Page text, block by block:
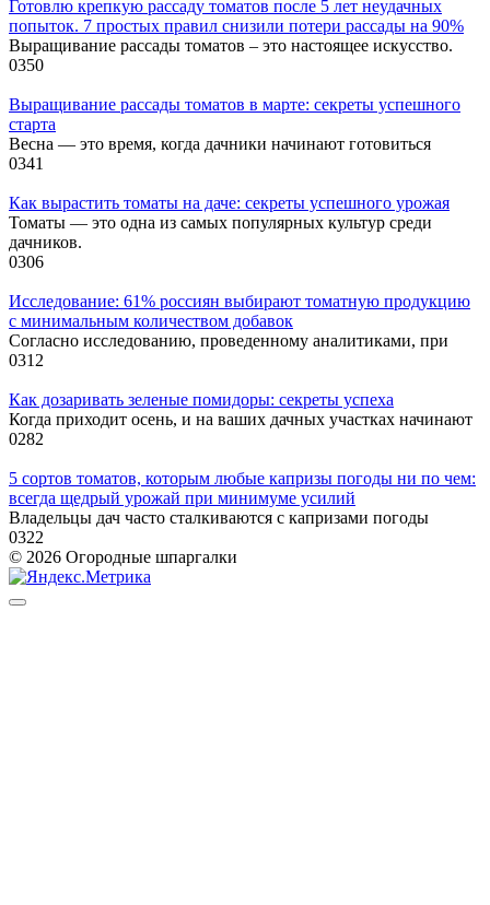
Готовлю крепкую рассаду томатов после 5 лет неудачных
попыток. 7 простых правил снизили потери рассады на 90%
Выращивание рассады томатов – это настоящее искусство.
0350
Выращивание рассады томатов в марте: секреты успешного
старта
Весна — это время, когда дачники начинают готовиться
0341
Как вырастить томаты на даче: секреты успешного урожая
Томаты — это одна из самых популярных культур среди
дачников.
0306
Исследование: 61% россиян выбирают томатную продукцию
с минимальным количеством добавок
Согласно исследованию, проведенному аналитиками, при
0312
Как дозаривать зеленые помидоры: секреты успеха
Когда приходит осень, и на ваших дачных участках начинают
0282
5 сортов томатов, которым любые капризы погоды ни по чем:
всегда щедрый урожай при минимуме усилий
Владельцы дач часто сталкиваются с капризами погоды
0322
© 2026 Огородные шпаргалки